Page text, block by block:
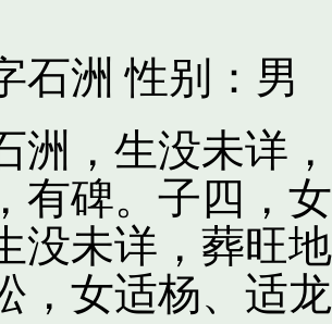
石洲 性别：男
洲，生没未详
有碑。子四，
没未详，葬旺
，女适杨、适